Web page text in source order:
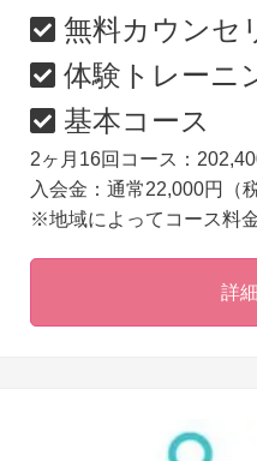
無料カウンセ
体験トレーニ
基本コース
2ヶ月16回コース：
入会金：通常22,000円（
※地域によってコース料
詳